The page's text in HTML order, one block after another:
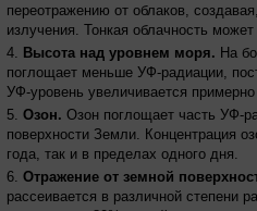
переотражению от облаков,
излучения. Тонкая облачность
Высота над уровнем моря. На
поглощает меньше УФ-радиации,
УФ-уровень увеличивается
Озон. Озон поглощает часть УФ-
поверхности Земли. Концентрация
года, так и в пределах одного дня.
Отражение от земной
рассеивается в различной степени